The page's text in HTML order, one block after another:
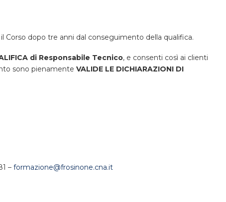
Corso dopo tre anni dal conseguimento della qualifica.
di Responsabile Tecnico, e consenti così ai clienti
sono pienamente VALIDE LE DICHIARAZIONI DI
– formazione@frosinone.cna.it